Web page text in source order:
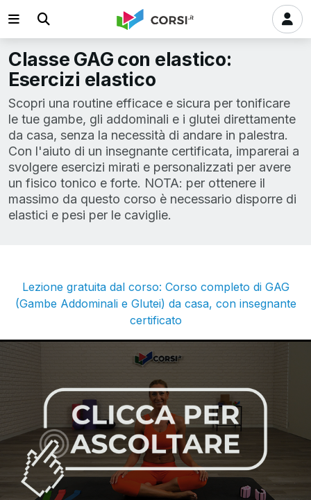
Classe GAG con elastico:
Esercizi elastico
Scopri una routine efficace e sicura per tonificare
le tue gambe, gli addominali e i glutei direttamente
da casa, senza la necessità di andare in palestra.
Con l'aiuto di un insegnante certificata, imparerai a
svolgere esercizi mirati e personalizzati per avere
un fisico tonico e forte. NOTA: per ottenere il
massimo da questo corso è necessario disporre di
elastici e pesi per le caviglie.
Lezione gratuita dal corso: Corso completo di GAG
(Gambe Addominali e Glutei) da casa, con insegnante
certificato